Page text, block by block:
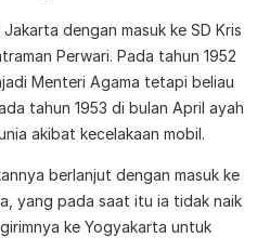
dengan masuk ke SD Kris
Perwari. Pada tahun 1952
Menteri Agama tetapi beliau
tahun 1953 di bulan April ayah
akibat kecelakaan mobil.
berlanjut dengan masuk ke
yang pada saat itu ia tidak naik
ke Yogyakarta untuk